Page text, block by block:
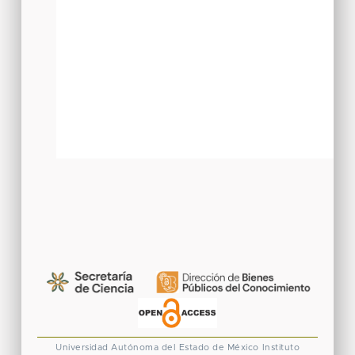
Universidad Autónoma del Estado de México Instituto